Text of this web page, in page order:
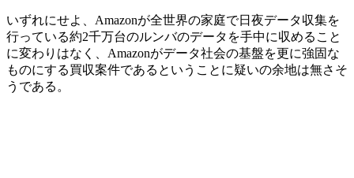
いずれにせよ、Amazonが全世界の家庭で日夜データ収集を
行っている約2千万台のルンバのデータを手中に収めること
に変わりはなく、Amazonがデータ社会の基盤を更に強固な
ものにする買収案件であるということに疑いの余地は無さそ
うである。